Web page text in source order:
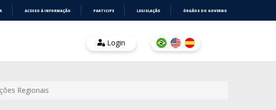
ACESSO À INFORMAÇÃO PARTICIPE LEGISLAÇÃO ÓRGÃOS DO GOVERNO
Login
Regionais